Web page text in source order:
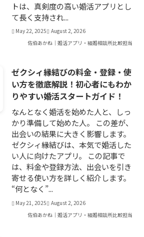
トは、真剣度の高い婚活アプリとし
て長く支持され...
May 22, 2025
August 2, 2026
佐伯あかね｜婚活アプリ・結婚相談所比較担当
ゼクシィ縁結びの料金・登録・使
い方を徹底解説！初心者にもわか
りやすい婚活スタートガイド！
なんとなく婚活を始めた人と、しっ
かり準備して始めた人。 この差が、
出会いの結果に大きく影響します。
ゼクシィ縁結びは、本気で婚活した
い人に向けたアプリ。 この記事で
は、料金や登録方法、出会いを引き
寄せる使い方を詳しく紹介します。
“何となく”...
May 21, 2025
August 2, 2026
佐伯あかね｜婚活アプリ・結婚相談所比較担当